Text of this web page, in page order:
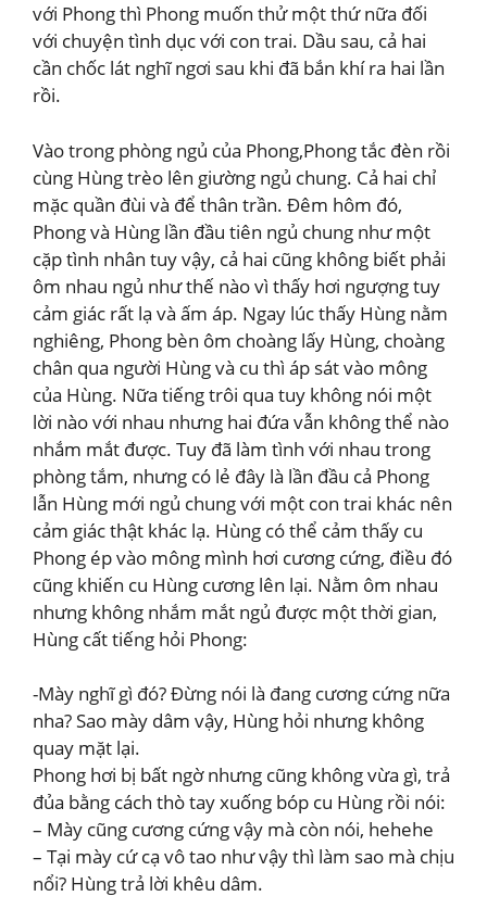
với Phong thì Phong muốn thử một thứ nữa đối
với chuyện tình dục với con trai. Dầu sau, cả hai
cần chốc lát nghĩ ngơi sau khi đã bắn khí ra hai lần
rồi.
Vào trong phòng ngủ của Phong,Phong tắc đèn rồi
cùng Hùng trèo lên giường ngủ chung. Cả hai chỉ
mặc quần đùi và để thân trần. Đêm hôm đó,
Phong và Hùng lần đầu tiên ngủ chung như một
cặp tình nhân tuy vậy, cả hai cũng không biết phải
ôm nhau ngủ như thế nào vì thấy hơi ngượng tuy
cảm giác rất lạ và ấm áp. Ngay lúc thấy Hùng nằm
nghiêng, Phong bèn ôm choàng lấy Hùng, choàng
chân qua người Hùng và cu thì áp sát vào mông
của Hùng. Nữa tiếng trôi qua tuy không nói một
lời nào với nhau nhưng hai đứa vẫn không thể nào
nhắm mắt được. Tuy đã làm tình với nhau trong
phòng tắm, nhưng có lẻ đây là lần đầu cả Phong
lẫn Hùng mới ngủ chung với một con trai khác nên
cảm giác thật khác lạ. Hùng có thể cảm thấy cu
Phong ép vào mông mình hơi cương cứng, điều đó
cũng khiến cu Hùng cương lên lại. Nằm ôm nhau
nhưng không nhắm mắt ngủ được một thời gian,
Hùng cất tiếng hỏi Phong:
-Mày nghĩ gì đó? Đừng nói là đang cương cứng nữa
nha? Sao mày dâm vậy, Hùng hỏi nhưng không
quay mặt lại.
Phong hơi bị bất ngờ nhưng cũng không vừa gì, trả
đủa bằng cách thò tay xuống bóp cu Hùng rồi nói:
– Mày cũng cương cứng vậy mà còn nói, hehehe
– Tại mày cứ cạ vô tao như vậy thì làm sao mà chịu
nổi? Hùng trả lời khêu dâm.